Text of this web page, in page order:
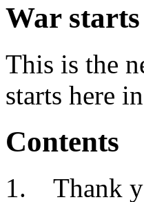
War
This is the
starts here
Contents
Thank